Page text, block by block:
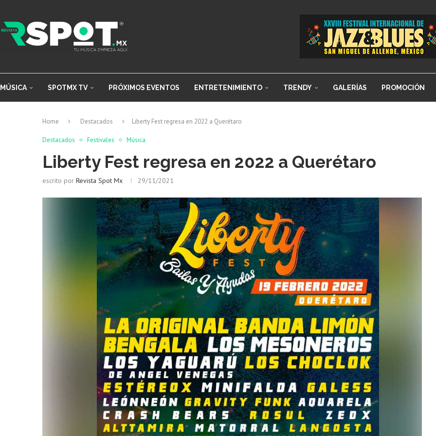
MÚSICA SPOTMX TV PRÓXIMOS EVENTOS ENTRETENIMIENTO TRENDY GALERÍAS PROMOCIÓN
Home Destacados Liberty Fest regresa en 2022 a Querétaro
Destacados Festivales Música
Liberty Fest regresa en 2022 a Querétaro
escrito por Revista Spot Mx 29/11/2021